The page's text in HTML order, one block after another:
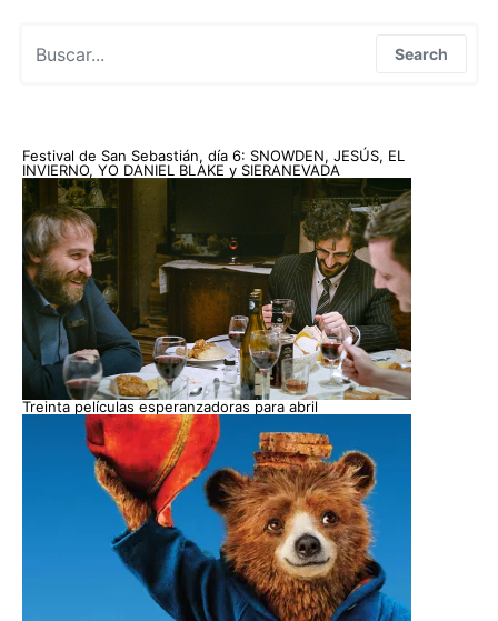
Search
Festival de San Sebastián, día 6: SNOWDEN, JESÚS, EL
INVIERNO, YO DANIEL BLAKE y SIERANEVADA
Treinta películas esperanzadoras para abril